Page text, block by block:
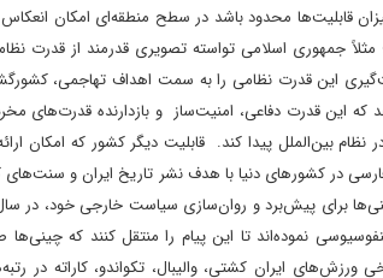
قابلیت‌ها محدود باشد در سطح منطقه‌ای امکان انعکاس
مثلاً جمهوری اسلامی تواسته تصویری قدرمند از قدرت
این قدرت نظامی را به سمت اهداف تهاجمی،
این قدرت دفاعی، امنیت‌ساز و بازدارنده قدرت‌های
بین‌الملل پیدا کند. قابلیت دیگر کشور که امکان
در کشورهای دنیا با هدف نشر تاریخ ایران و سنت‌های
برای پیش‌برد و روان‌سازی سیاست خارجی خود، در
نموده‌اند تا این پیام را منتقل کنند که
ایران کشتی، والیبال، تکواندو، کاراته در